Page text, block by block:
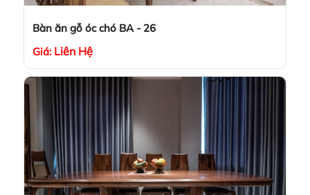
Bàn ăn gỗ óc chó BA - 26
Giá: Liên Hệ